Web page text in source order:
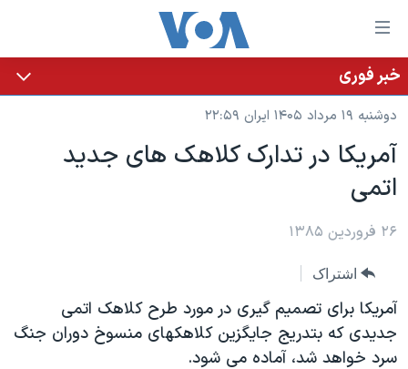
لینکهای
قابل
دسترسی
جهش
محتوای
اصلی
به
اصلی
جهش
به
جستجو
خانه
نسخه سبک وب‌سایت
موضوع ها
ایران
آمریکا
گزیده‌ها
ویژه برنامه‌ها
برنامه های تلویزیونی
جدول برنامه ها
صفحه‌های ویژه
عملیات خشم حماسی
۲۵۰سالگی آمریکا
فرکانس‌های صدای آمریکا
پخش رادیویی
خبر فوری
دوشنبه ۱۹ مرداد ۱۴۰۵ ایران ۲۲:۵۹
آمريکا در تدارک کلاهک های جديد
اتمی
۲۶ فروردین ۱۳۸۵
اشتراک
آمریکا برای تصمیم گیری در مورد طرح کلاهک اتمی
جدیدی که بتدریج جایگزین کلاهکهای منسوخ دوران جنگ
سرد خواهد شد، آماده می شود.